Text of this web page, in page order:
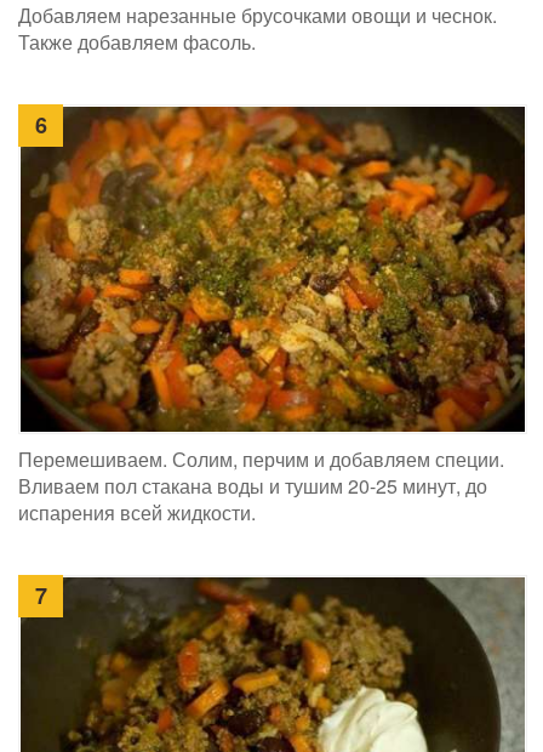
Добавляем нарезанные брусочками овощи и чеснок.
Также добавляем фасоль.
6
Перемешиваем. Солим, перчим и добавляем специи.
Вливаем пол стакана воды и тушим 20-25 минут, до
испарения всей жидкости.
7